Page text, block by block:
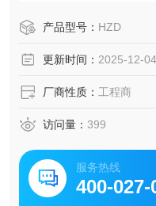
产品型号： HZD
更新时间： 2025-12-04
厂商性质： 工程商
访问量： 399
服务热线
400-027-